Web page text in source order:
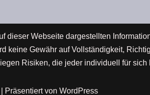
dieser Webseite dargestellten
keine Gewähr auf Vollständigkeit,
Risiken, die jeder individuell für
| Präsentiert von WordPress